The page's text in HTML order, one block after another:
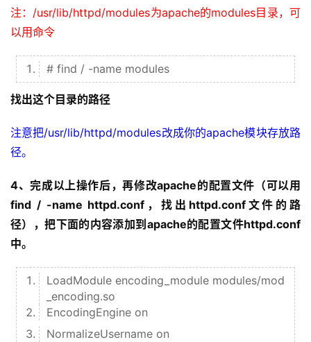
注：/usr/lib/httpd/modules为apache的modules目录，可
以用命令
# find / -name modules
找出这个目录的路径
注意把/usr/lib/httpd/modules改成你的apache模块存放路
径。
4、完成以上操作后，再修改apache的配置文件（可以用
find / -name httpd.conf，找出httpd.conf文件的路
径），把下面的内容添加到apache的配置文件httpd.conf
中。
LoadModule encoding_module modules/mod
_encoding.so
EncodingEngine on
NormalizeUsername on